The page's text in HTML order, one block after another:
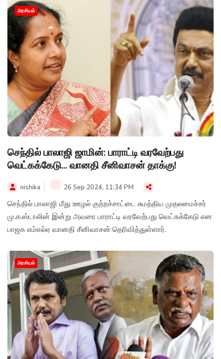
அரசியல்
செந்தில் பாலாஜி ஜாமின்: பாராட்டி வரவேற்பது
வெட்கக்கேடு... வானதி சீனிவாசன் தாக்கு!
nishika 26 Sep 2024, 11:34 PM
செந்தில் பாலாஜி மீது ஊழல் குற்றச்சாட்டை சுமத்திய முதலமைச்சர்
மு.க.ஸ்டாலின் இன்று அவரை பாராட்டி வரவேற்பது வெட்கக்கேடு என
பாஜக எம்எல்ஏ வானதி சீனிவாசன் தெரிவித்துள்ளார்.
அரசியல்